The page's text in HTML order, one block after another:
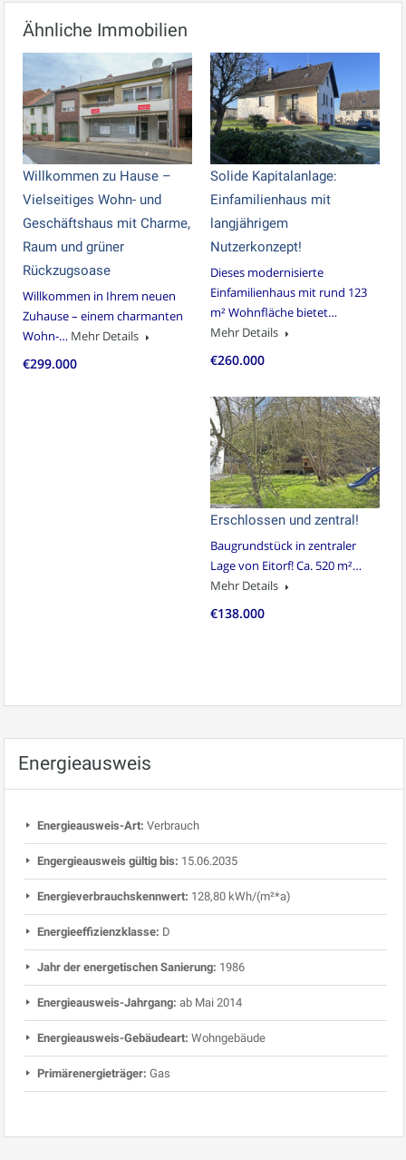
Ähnliche Immobilien
Willkommen zu Hause –
Vielseitiges Wohn- und
Geschäftshaus mit Charme,
Raum und grüner
Rückzugsoase
Willkommen in Ihrem neuen
Zuhause – einem charmanten
Wohn-… Mehr Details
€299.000
Solide Kapitalanlage:
Einfamilienhaus mit
langjährigem
Nutzerkonzept!
Dieses modernisierte
Einfamilienhaus mit rund 123
m² Wohnfläche bietet…
Mehr Details
€260.000
Erschlossen und zentral!
Baugrundstück in zentraler
Lage von Eitorf! Ca. 520 m²…
Mehr Details
€138.000
Energieausweis
Energieausweis-Art: Verbrauch
Engergieausweis gültig bis: 15.06.2035
Energieverbrauchskennwert: 128,80 kWh/(m²*a)
Energieeffizienzklasse: D
Jahr der energetischen Sanierung: 1986
Energieausweis-Jahrgang: ab Mai 2014
Energieausweis-Gebäudeart: Wohngebäude
Primärenergieträger: Gas